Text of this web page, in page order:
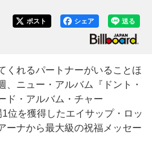
送る
シェア
ポスト
れるパートナーがいることほ
、ニュー・アルバム『ドント・
ド・アルバム・チャー
1位を獲得したエイサップ・ロッ
ーナから最大級の祝福メッセー